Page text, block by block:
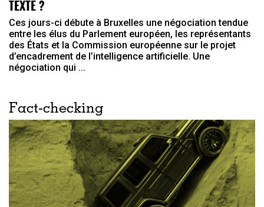
TEXTE ?
Ces jours-ci débute à Bruxelles une négociation tendue
entre les élus du Parlement européen, les représentants
des États et la Commission européenne sur le projet
d’encadrement de l’intelligence artificielle. Une
négociation qui ...
Fact-checking